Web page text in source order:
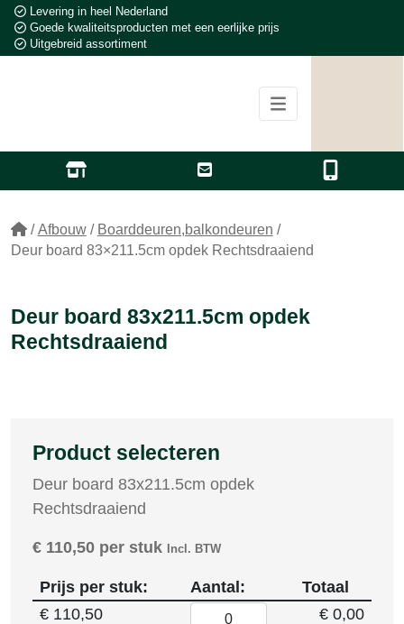
Levering in heel Nederland
Goede kwaliteitsproducten met een eerlijke prijs
Uitgebreid assortiment
/ Afbouw / Boarddeuren,balkondeuren /
Deur board 83×211.5cm opdek Rechtsdraaiend
Deur board 83x211.5cm opdek
Rechtsdraaiend
Product selecteren
Deur board 83x211.5cm opdek
Rechtsdraaiend
€ 110,50 per stuk Incl. BTW
Prijs per stuk: Aantal:
Totaal
€ 110,50 € 0,00